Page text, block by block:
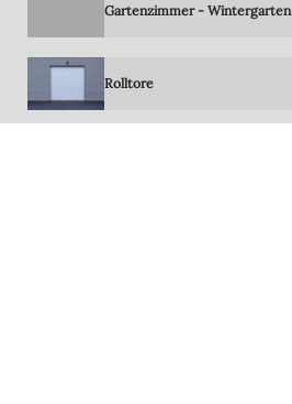
Gartenzimmer - Wintergarten
Rolltore